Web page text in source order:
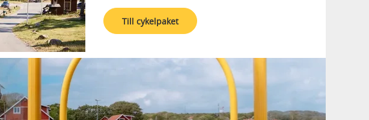
Till cykelpaket